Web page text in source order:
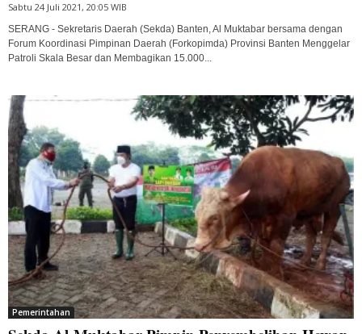
Sabtu 24 Juli 2021, 20:05 WIB
SERANG - Sekretaris Daerah (Sekda) Banten, Al Muktabar bersama dengan
Forum Koordinasi Pimpinan Daerah (Forkopimda) Provinsi Banten Menggelar
Patroli Skala Besar dan Membagikan 15.000...
Pemerintahan